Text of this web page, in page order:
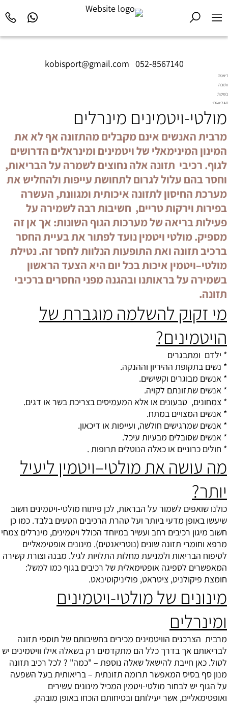
kobisport@gmail.com 052-8567140
דיאטה
ותזונה
בשיטת
Diet2All:
שמאחורי
המושלם.
מולטי-ויטמינים מינרלים
מרבית האנשים אינם מקבלים מהתזונה אף לא את
המינון המינימאלי של ויטמינים ומינראלים הדרושים
לגוף. רכיבי תזונה אלה נחוצים לשמרה על הבריאות,
וחסר בהם עלול לגרום לתחושת עייפות ולהחליש את
מערכת החיסון לתזונה איכותית ומגוונת, העשרה
בפירות וירקות טריים, חשיבות רבה לשמירה על
פעילות בריאה של מערכות הגוף השונות: אך אן זה
מספיק. מולטי ויטמין נועד לפתור את בעיית החסר
ברכיב תזונה ואת התופעות הנלוות לחסר זה. נטילת
מולטי–ויטמין איכות בכל יום היא הצעד הראשון
בשמירה על בראותנו ובהגנה מפני החסרים ברכיבי
תזונה.
מי זקוק להשלמה מוגברת של
הויטמינים?
* ילדם ומתבגרים
* נשים בתקופת ההיריון וההנקה.
* אנשים מבוגרים וקשישים.
* אנשים שתזונתם לקויה.
* צמחונים, טבעונים או אלא המעמיסים בצריכת בשר או דגים.
* אנשים המצויים במתח.
* אנשים שמרגישים חולשה, ועייפות או דיכאון.
* אנשים שסובלים מבעיות עיכל.
* חולים כרוניים או כאלה הנוטלים תרופות .
מה עושה את מולטי–ויטמין ליעיל
יותר?
כולנו שואפים לשמור על הבראות, לכן פיתוח מולטי-ויטמינים חשוב
שיעשו באופן מדעי ביותר ועל טהרת הרכיבים הטעים בלבד. כמו כן
חשוב מיגון רכיבים רחב ועשיר במיוחד הכולל ויטמינים, מינרלים צמחי
מרפא וחומרי תזונה שונים (נוטריאנטים). מינונים אופטימאליים
לטיפוח הבריאות ולמניעת מחלות התלויות לגיל. מבנה וצורת קשירה
המאפשרים לספיגה אופטימאלית של רכיבים בגוף כמו למשל:
חומצת פיקולניט, ציטראט, פוליניקוטינאט.
מינונים של מולטי-ויטמינים
ומינרלים
מרבית הצרכנים הוויטמינים מכירים בחשיבותם של תוספי תזונה
לבריאותם אך בדרך כלל הם מתקדמים רק בשאלה אילו וויטמינים יש
לטול. כאן חייבת להישאל שאלה נוספת – "כמה" ? לכל רכיב תזונה
מנון סף בסיס המאפשר תרומה תזונתית – בריאותית בעל השפעה
על הגוף יש לבחור מולטי-ויטמין המכיל מינונים עשירים
ואופטימאליים, אשר יעילותם ובטיחותם הוכחו באופן מובהק.